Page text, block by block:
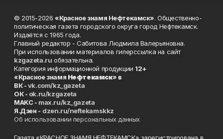
© 2015-2026 «Красное знамя Нефтекамск». Общественно-
политическая газета городского округа город Нефтекамск.
Издаётся с 1965 года.
Главный редактор - Сабитова Людмила Валерьяновна.
При использовании материалов гиперссылка на сайт
kzgazeta.ru обязательна.
Категория информационной продукции 12+
«Красное знамя Нефтекамск» в
ВК -vk.com/kz_gazeta
ОК - ok.ru/kzgazeta
MAKC - max.ru/kz_gazeta
Я.Дзен - dzen.ru/neftekamskkz
Об использовании персональных данных